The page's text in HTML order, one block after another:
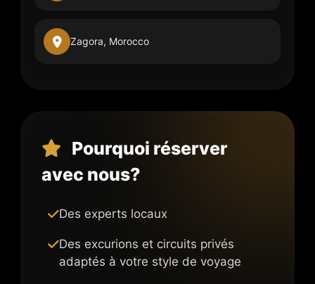
Zagora, Morocco
Pourquoi réserver
avec nous?
Des experts locaux
Des excurions et circuits privés
adaptés à votre style de voyage